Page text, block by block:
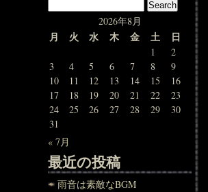
2026年8月
月 火 水 木 金 土 日
1
2
3
4 5 6 7 8
9
10
11 12 13 14 15
16
17
18 19 20 21 22
23
24
25 26 27 28 29
30
31
« 7月
最近の投稿
雨音は素敵なBGM